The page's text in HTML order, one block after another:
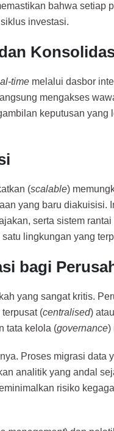
bahwa setiap
investasi.
time melalui dasbor
mengakses
keputusan yang
(scalable)
yang baru diakuisisi.
serta sistem
lingkungan yang
bagi
yang sangat kritis.
(centralised)
tata kelola (governance)
Proses migrasi data
analitik yang andal
risiko